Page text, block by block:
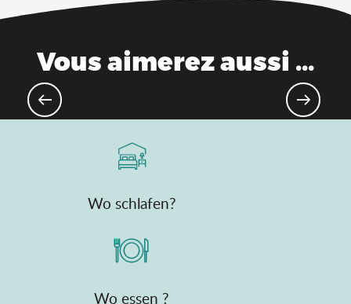
Vous aimerez aussi ...
Emblematische Produkte aus dem
Wo schlafen?
Wo essen ?